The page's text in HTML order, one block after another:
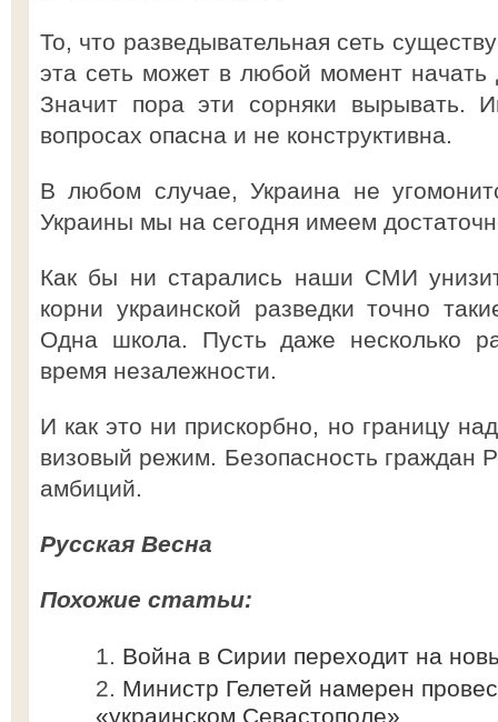
То, что разведывательная сеть
эта сеть может в любой момент начать
Значит пора эти сорняки вырывать.
вопросах опасна и не конструктивна.
В любом случае, Украина не
Украины мы на сегодня имеем
Как бы ни старались наши СМИ
корни украинской разведки точно
Одна школа. Пусть даже несколько
время незалежности.
И как это ни прискорбно, но границу
визовый режим. Безопасность граждан
амбиций.
Русская Весна
Похожие статьи:
Война в Сирии переходит на
Министр Гелетей намерен
«украинском Севастополе»